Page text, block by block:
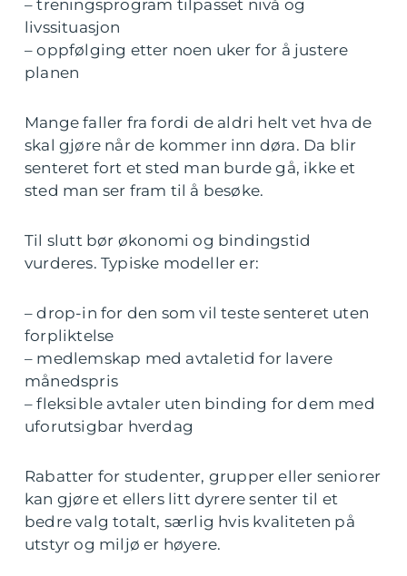
– treningsprogram tilpasset nivå og
livssituasjon
– oppfølging etter noen uker for å justere
planen
Mange faller fra fordi de aldri helt vet hva de
skal gjøre når de kommer inn døra. Da blir
senteret fort et sted man burde gå, ikke et
sted man ser fram til å besøke.
Til slutt bør økonomi og bindingstid
vurderes. Typiske modeller er:
– drop-in for den som vil teste senteret uten
forpliktelse
– medlemskap med avtaletid for lavere
månedspris
– fleksible avtaler uten binding for dem med
uforutsigbar hverdag
Rabatter for studenter, grupper eller seniorer
kan gjøre et ellers litt dyrere senter til et
bedre valg totalt, særlig hvis kvaliteten på
utstyr og miljø er høyere.